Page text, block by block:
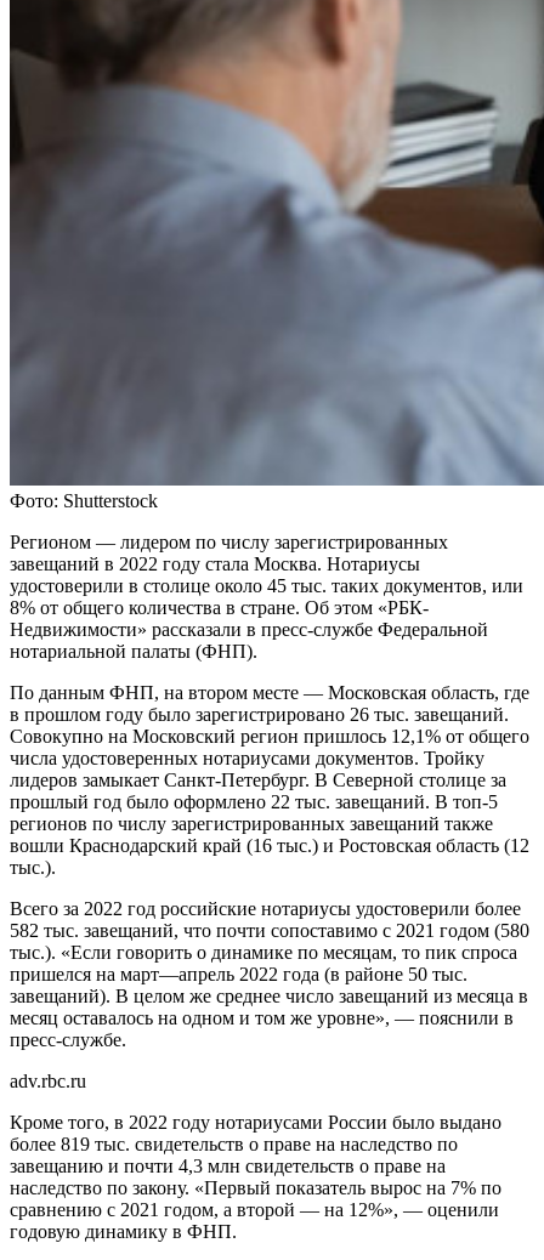
Фото: Shutterstock
Регионом — лидером по числу зарегистрированных
завещаний в 2022 году стала Москва. Нотариусы
удостоверили в столице около 45 тыс. таких документов, или
8% от общего количества в стране. Об этом «РБК-
Недвижимости» рассказали в пресс-службе Федеральной
нотариальной палаты (ФНП).
По данным ФНП, на втором месте — Московская область, где
в прошлом году было зарегистрировано 26 тыс. завещаний.
Совокупно на Московский регион пришлось 12,1% от общего
числа удостоверенных нотариусами документов. Тройку
лидеров замыкает Санкт-Петербург. В Северной столице за
прошлый год было оформлено 22 тыс. завещаний. В топ-5
регионов по числу зарегистрированных завещаний также
вошли Краснодарский край (16 тыс.) и Ростовская область (12
тыс.).
Всего за 2022 год российские нотариусы удостоверили более
582 тыс. завещаний, что почти сопоставимо с 2021 годом (580
тыс.). «Если говорить о динамике по месяцам, то пик спроса
пришелся на март—апрель 2022 года (в районе 50 тыс.
завещаний). В целом же среднее число завещаний из месяца в
месяц оставалось на одном и том же уровне», — пояснили в
пресс-службе.
adv.rbc.ru
Кроме того, в 2022 году нотариусами России было выдано
более 819 тыс. свидетельств о праве на наследство по
завещанию и почти 4,3 млн свидетельств о праве на
наследство по закону. «Первый показатель вырос на 7% по
сравнению с 2021 годом, а второй — на 12%», — оценили
годовую динамику в ФНП.